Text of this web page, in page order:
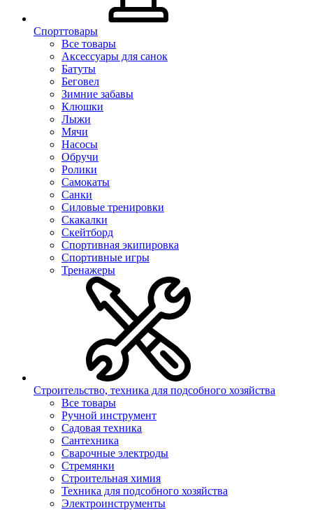
Спорттовары
Все товары
Аксессуары для санок
Батуты
Беговел
Зимние забавы
Клюшки
Лыжи
Мячи
Насосы
Обручи
Ролики
Самокаты
Санки
Силовые тренировки
Скакалки
Скейтборд
Спортивная экипировка
Спортивные игры
Тренажеры
Строительство, техника для подсобного хозяйства
Все товары
Ручной инструмент
Садовая техника
Сантехника
Сварочные электроды
Стремянки
Строительная химия
Техника для подсобного хозяйства
Электроинструменты